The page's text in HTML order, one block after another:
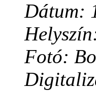
Dátum:
Fotó: